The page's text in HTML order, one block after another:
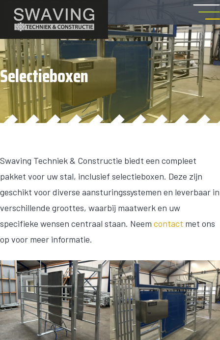
Selectieboxen
Swaving Techniek & Constructie biedt een compleet
pakket voor uw stal, inclusief selectieboxen. Deze zijn
geschikt voor diverse aansturingssystemen en leverbaar in
verschillende groottes, waarbij maatwerk en uw
specifieke wensen centraal staan. Neem contact met ons
op voor meer informatie.